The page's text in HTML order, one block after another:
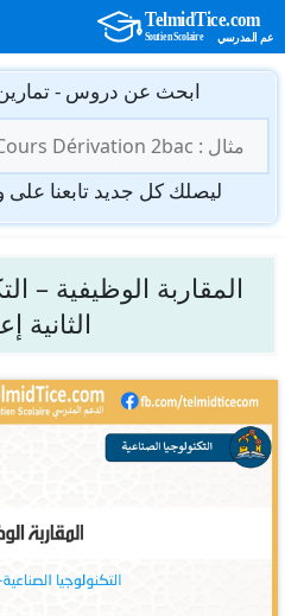
انتقل
المحتوى
ابحث عن دروس -
عن:
ليصلك كل جديد تابعنا
المقاربة الوظيفية –
الثانية